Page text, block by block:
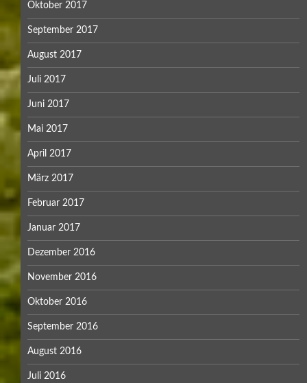
Oktober 2017
September 2017
August 2017
Juli 2017
Juni 2017
Mai 2017
April 2017
März 2017
Februar 2017
Januar 2017
Dezember 2016
November 2016
Oktober 2016
September 2016
August 2016
Juli 2016